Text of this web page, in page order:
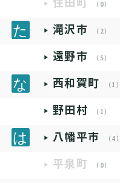
（0）
滝沢市 （2）
遠野市 （5）
西和賀町 （1）
野田村 （1）
八幡平市 （4）
平泉町 （0）